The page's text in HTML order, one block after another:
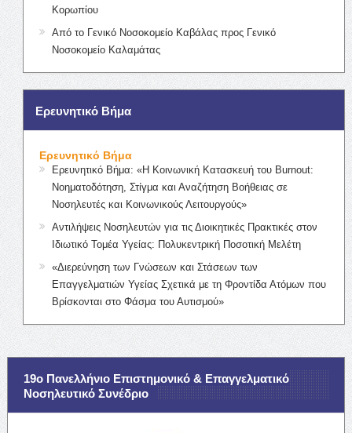
Κορωπίου
Από το Γενικό Νοσοκομείο Καβάλας προς Γενικό
Νοσοκομείο Καλαμάτας
Ερευνητικό Βήμα
Ερευνητικό Βήμα
Ερευνητικό Βήμα: «Η Κοινωνική Κατασκευή του Burnout:
Νοηματοδότηση, Στίγμα και Αναζήτηση Βοήθειας σε
Νοσηλευτές και Κοινωνικούς Λειτουργούς»
Αντιλήψεις Νοσηλευτών για τις Διοικητικές Πρακτικές στον
Ιδιωτικό Τομέα Υγείας: Πολυκεντρική Ποσοτική Μελέτη
«Διερεύνηση των Γνώσεων και Στάσεων των
Επαγγελματιών Υγείας Σχετικά με τη Φροντίδα Ατόμων που
Βρίσκονται στο Φάσμα του Αυτισμού»
19ο Πανελλήνιο Επιστημονικό & Επαγγελματικό
Νοσηλευτικό Συνέδριο